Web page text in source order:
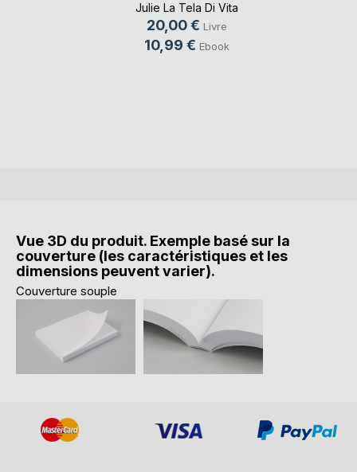
Julie La Tela Di Vita
20,00 € Livre
10,99 € Ebook
Vue 3D du produit. Exemple basé sur la
couverture (les caractéristiques et les
dimensions peuvent varier).
Couverture souple